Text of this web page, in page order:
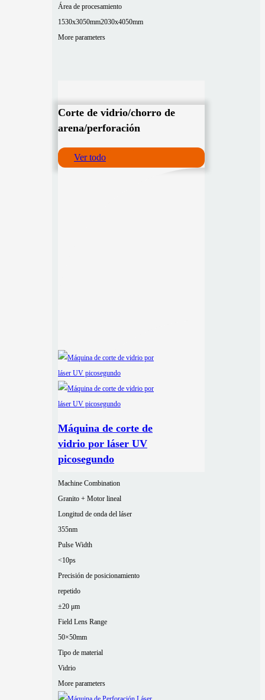
Área de procesamiento
1530x3050mm2030x4050mm
More parameters
Corte de vidrio/chorro de
arena/perforación
Ver todo
Máquina de corte de
vidrio por láser UV
picosegundo
Machine Combination
Granito + Motor lineal
Longitud de onda del láser
355nm
Pulse Width
<10ps
Precisión de posicionamiento
repetido
±20 μm
Field Lens Range
50×50mm
Tipo de material
Vidrio
More parameters